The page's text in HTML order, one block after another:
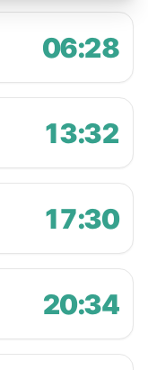
06:28
13:32
17:30
20:34